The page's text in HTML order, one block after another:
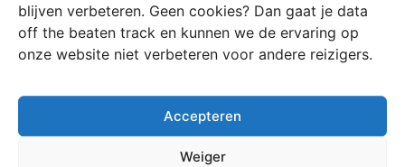
blijven verbeteren. Geen cookies? Dan gaat je data
off the beaten track en kunnen we de ervaring op
onze website niet verbeteren voor andere reizigers.
Accepteren
Weiger
Unieke ervaringen in Zambia